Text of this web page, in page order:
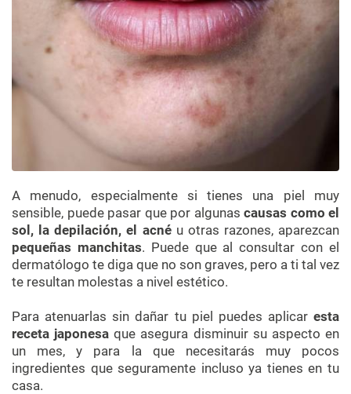
A menudo, especialmente si tienes una piel muy
sensible, puede pasar que por algunas causas como el
sol, la depilación, el acné u otras razones, aparezcan
pequeñas manchitas. Puede que al consultar con el
dermatólogo te diga que no son graves, pero a ti tal vez
te resultan molestas a nivel estético.
Para atenuarlas sin dañar tu piel puedes aplicar esta
receta japonesaque asegura disminuir su aspecto en
un mes, y para la que necesitarás muy pocos
ingredientes que seguramente incluso ya tienes en tu
casa.